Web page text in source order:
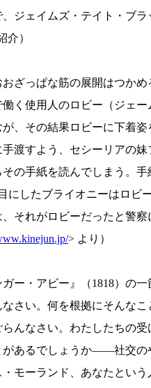
ェイムズ・テイト・ブラ
介）
ざっぱな筋の展開はつかめ
く使用人のロビー（ジェ
、その結果ロビーに下着
渡すよう、セシーリアの
の手紙を読んでしまう。
したブライオニーはロビ
れがロビーだったと警
> より）
ー・アビー』（1818）の一
さい。何を根拠にそんな
んなさい。わたしたち
あるでしょうか——社交
ーランド、あなたという